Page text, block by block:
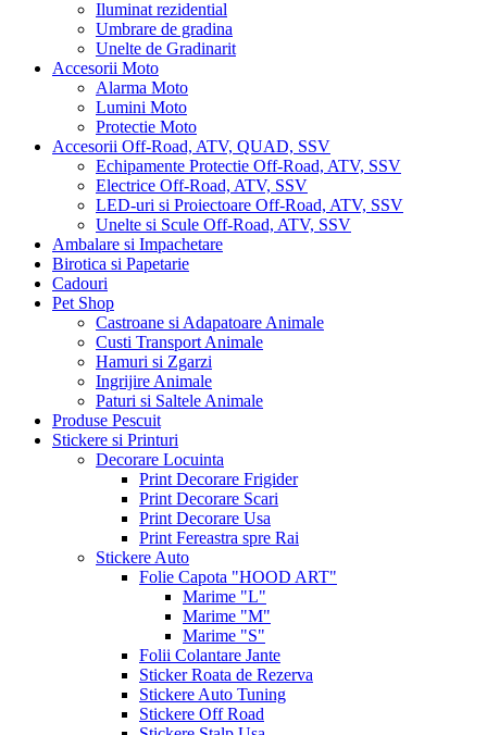
Iluminat rezidential
Umbrare de gradina
Unelte de Gradinarit
Accesorii Moto
Alarma Moto
Lumini Moto
Protectie Moto
Accesorii Off-Road, ATV, QUAD, SSV
Echipamente Protectie Off-Road, ATV, SSV
Electrice Off-Road, ATV, SSV
LED-uri si Proiectoare Off-Road, ATV, SSV
Unelte si Scule Off-Road, ATV, SSV
Ambalare si Impachetare
Birotica si Papetarie
Cadouri
Pet Shop
Castroane si Adapatoare Animale
Custi Transport Animale
Hamuri si Zgarzi
Ingrijire Animale
Paturi si Saltele Animale
Produse Pescuit
Stickere si Printuri
Decorare Locuinta
Print Decorare Frigider
Print Decorare Scari
Print Decorare Usa
Print Fereastra spre Rai
Stickere Auto
Folie Capota "HOOD ART"
Marime "L"
Marime "M"
Marime "S"
Folii Colantare Jante
Sticker Roata de Rezerva
Stickere Auto Tuning
Stickere Off Road